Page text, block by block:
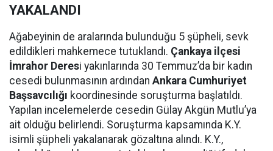
YAKALANDI
Ağabeyinin de aralarında bulunduğu 5 şüpheli, sevk
edildikleri mahkemece tutuklandı. Çankaya ilçesi
İmrahor Deresi yakınlarında 30 Temmuz’da bir kadın
cesedi bulunmasının ardından Ankara Cumhuriyet
Başsavcılığı koordinesinde soruşturma başlatıldı.
Yapılan incelemelerde cesedin Gülay Akgün Mutlu’ya
ait olduğu belirlendi. Soruşturma kapsamında K.Y.
isimli şüpheli yakalanarak gözaltına alındı. K.Y.,